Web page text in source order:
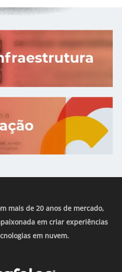
mais de 20 anos de mercado,
em criar experiências
em nuvem.